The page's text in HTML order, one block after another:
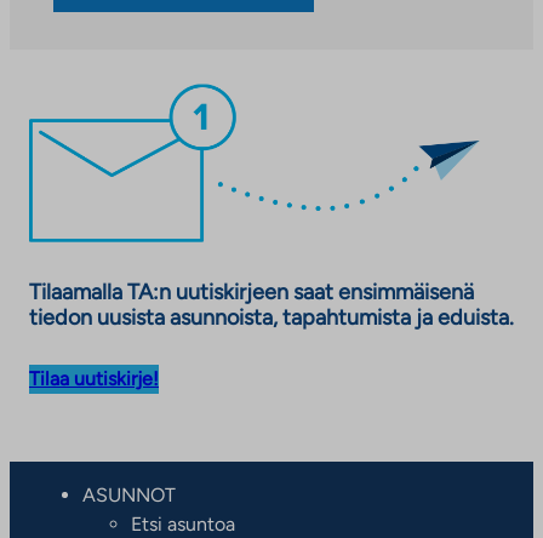
Tilaamalla TA:n uutiskirjeen saat ensimmäisenä
tiedon uusista asunnoista, tapahtumista ja eduista.
Tilaa uutiskirje!
ASUNNOT
Etsi asuntoa